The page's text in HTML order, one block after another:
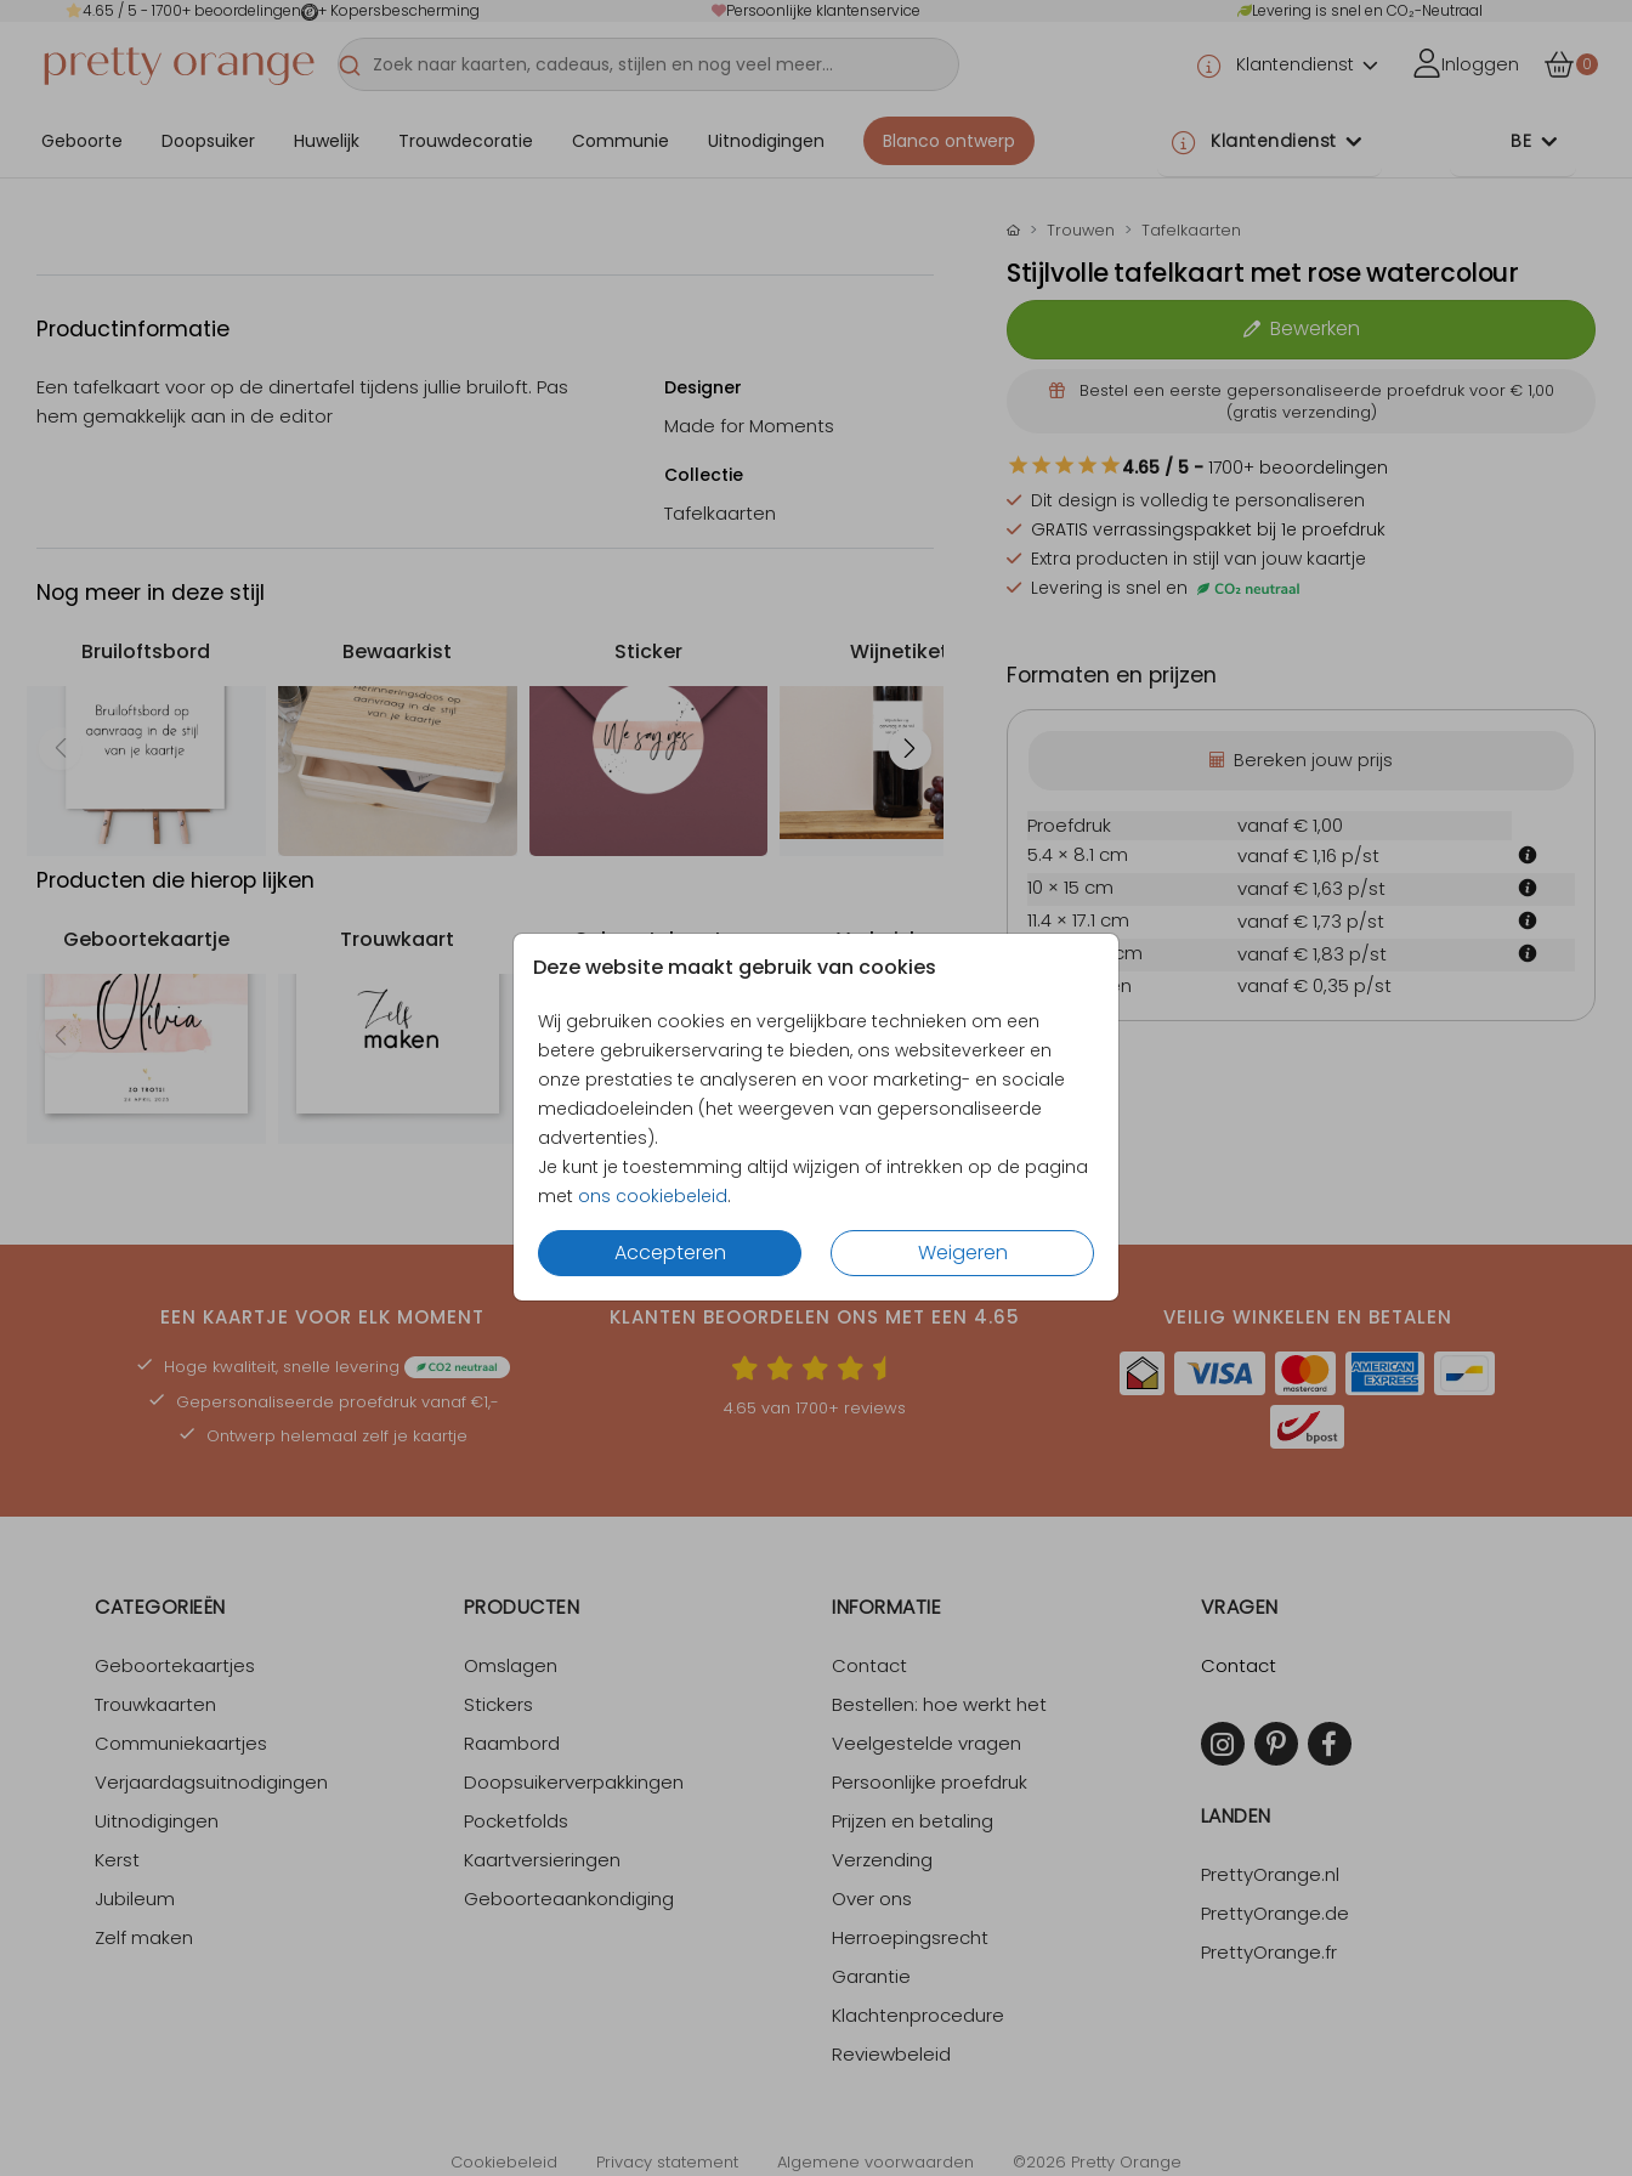
4.65 / 5 - 1700+ beoordelingen + Kopersbescherming Persoonlijke klantenservice Levering is snel en CO₂-Neutraal
Klantendienst Inloggen 0
Geboorte Doopsuiker Huwelijk Trouwdecoratie Communie Uitnodigingen Blanco ontwerp Klantendienst BE
Deze website maakt gebruik van cookies
Wij gebruiken cookies en vergelijkbare technieken om een
betere gebruikerservaring te bieden, ons websiteverkeer en
onze prestaties te analyseren en voor marketing- en sociale
mediadoeleinden (het weergeven van gepersonaliseerde
advertenties).
Je kunt je toestemming altijd wijzigen of intrekken op de pagina
met ons cookiebeleid.
Accepteren Weigeren
Productinformatie
Een tafelkaart voor op de dinertafel tijdens jullie bruiloft. Pas
hem gemakkelijk aan in de editor
Designer
Made for Moments
Collectie
Tafelkaarten
Nog meer in deze stijl
Bruiloftsbord Bewaarkist Sticker Wijnetiket
Producten die hierop lijken
Geboortekaartje Trouwkaart Geboortekaart Verhuiskaart Uitnodiging verjaardag Uitnodiging communie
Trouwen Tafelkaarten
Stijlvolle tafelkaart met rose watercolour
Bewerken
Bestel een eerste gepersonaliseerde proefdruk voor € 1,00
(gratis verzending)
4.65 / 5 - 1700+ beoordelingen
Dit design is volledig te personaliseren
GRATIS verrassingspakket bij 1e proefdruk
Extra producten in stijl van jouw kaartje
Levering is snel en
Formaten en prijzen
Bereken jouw prijs
Proefdruk
vanaf € 1,00
5.4 × 8.1 cm
vanaf € 1,16 p/st
10 × 15 cm
vanaf € 1,63 p/st
11.4 × 17.1 cm
vanaf € 1,73 p/st
14.4 × 21.6 cm
vanaf € 1,83 p/st
Enveloppen
vanaf € 0,35 p/st
EEN KAARTJE VOOR ELK MOMENT
Hoge kwaliteit, snelle levering
Gepersonaliseerde proefdrukvanaf €1,-
Ontwerp helemaal zelf je kaartje
KLANTEN BEOORDELEN ONS MET EEN 4.65
4.65 van 1700+ reviews
VEILIG WINKELEN EN BETALEN
CATEGORIEËN
Geboortekaartjes
Trouwkaarten
Communiekaartjes
Verjaardagsuitnodigingen
Uitnodigingen
Kerst
Jubileum
Zelf maken
PRODUCTEN
Omslagen
Stickers
Raambord
Doopsuikerverpakkingen
Pocketfolds
Kaartversieringen
Geboorteaankondiging
INFORMATIE
Contact
Bestellen: hoe werkt het
Veelgestelde vragen
Persoonlijke proefdruk
Prijzen en betaling
Verzending
Over ons
Herroepingsrecht
Garantie
Klachtenprocedure
Reviewbeleid
VRAGEN
Contact
LANDEN
PrettyOrange.nl
PrettyOrange.de
PrettyOrange.fr
Cookiebeleid Privacy statement Algemene voorwaarden ©2026 Pretty Orange